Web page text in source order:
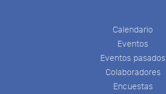
Calendario
Eventos
Eventos pasados
Colaboradores
Encuestas